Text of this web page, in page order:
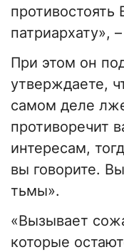
противостоять
патриархату»,
При этом он
утверждаете,
самом деле
противоречит
интересам,
вы говорите.
тьмы».
«Вызывает
которые